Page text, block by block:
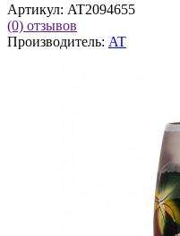
Артикул: AT2094655
(0) отзывов
Производитель: AT